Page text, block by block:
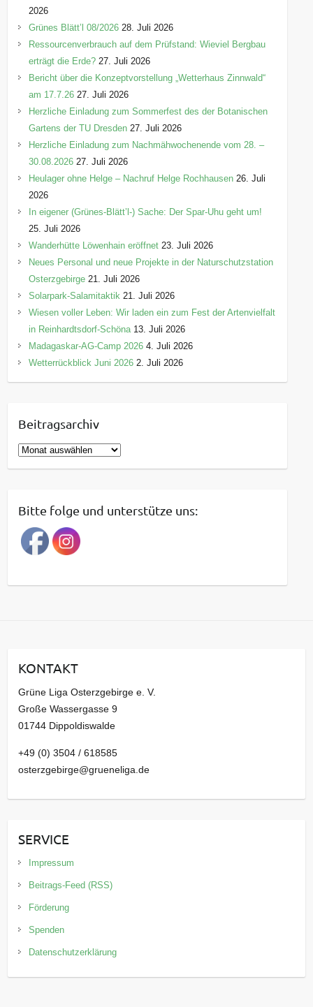
e
n
2026
Grünes Blätt’l 08/2026 28. Juli 2026
Ressourcenverbrauch auf dem Prüfstand: Wieviel Bergbau
erträgt die Erde? 27. Juli 2026
Bericht über die Konzeptvorstellung „Wetterhaus Zinnwald“
am 17.7.26 27. Juli 2026
Herzliche Einladung zum Sommerfest des der Botanischen
Gartens der TU Dresden 27. Juli 2026
Herzliche Einladung zum Nachmähwochenende vom 28. –
30.08.2026 27. Juli 2026
Heulager ohne Helge – Nachruf Helge Rochhausen 26. Juli
2026
In eigener (Grünes-Blätt’l-) Sache: Der Spar-Uhu geht um!
25. Juli 2026
Wanderhütte Löwenhain eröffnet 23. Juli 2026
Neues Personal und neue Projekte in der Naturschutzstation
Osterzgebirge 21. Juli 2026
Solarpark-Salamitaktik 21. Juli 2026
Wiesen voller Leben: Wir laden ein zum Fest der Artenvielfalt
in Reinhardtsdorf-Schöna 13. Juli 2026
Madagaskar-AG-Camp 2026 4. Juli 2026
Wetterrückblick Juni 2026 2. Juli 2026
Beitragsarchiv
B
e
r
a
g
a
v
Bitte folge und unterstütze uns:
KONTAKT
Grüne Liga Osterzgebirge e. V.
Große Wassergasse 9
01744 Dippoldiswalde
+49 (0) 3504 / 618585
osterzgebirge@grueneliga.de
SERVICE
Impressum
Beitrags-Feed (RSS)
Förderung
Spenden
Datenschutzerklärung